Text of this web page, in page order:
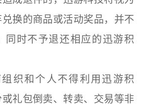
换的商品或活动奖品，并不
同时不予退还相应的迅游积
和个人不得利用迅游积
礼包倒卖、转卖、交易等非